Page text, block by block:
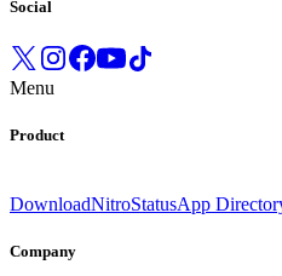
Social
Menu
Product
DownloadNitroStatusApp
Company